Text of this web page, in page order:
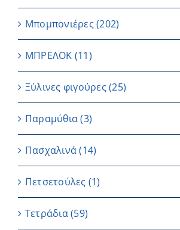
Μπομπονιέρες(202)
ΜΠΡΕΛΟΚ (11)
Ξύλινες φιγούρες(25)
Παραμύθια (3)
Πασχαλινά (14)
Πετσετούλες (1)
Τετράδια(59)